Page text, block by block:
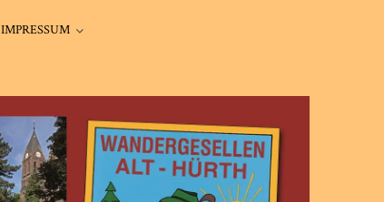
IMPRESSUM